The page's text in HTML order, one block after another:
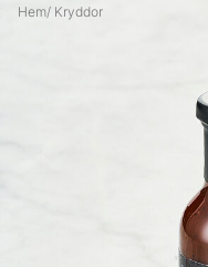
Hem/ Kryddor